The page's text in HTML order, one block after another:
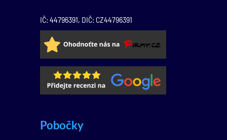
IČ: 44796391, DIČ: CZ44796391
Pobočky